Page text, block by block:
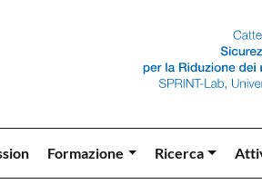
Formazione Ricerca